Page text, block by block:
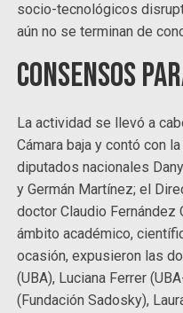
socio-tecnológicos
aún no se terminan de
Consensos
La actividad se llevó a
Cámara baja y contó con
diputados nacionales
y Germán Martínez; el
doctor Claudio Fernández
ámbito académico,
ocasión, expusieron las
(UBA), Luciana Ferrer
(Fundación Sadosky),